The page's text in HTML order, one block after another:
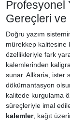
Profesyonel
Gereçleri ve
Doğru yazım
mürekkep kalitesine
özellikleriyle fark
kalemlerinden
sunar. Allkaria, ister
dökümantasyon
kalitede kurgulama
süreçleriyle imal
kalemler, kağıt